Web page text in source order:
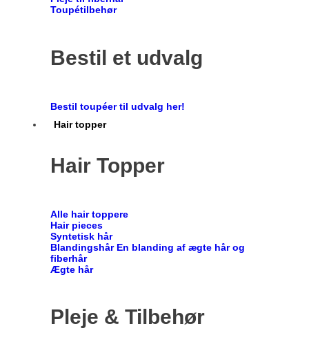
Toupétilbehør
Bestil et udvalg
Bestil toupéer til udvalg her!
Hair topper
Hair Topper
Alle hair toppere
Hair pieces
Syntetisk hår
Blandingshår En blanding af ægte hår og
fiberhår
Ægte hår
Pleje & Tilbehør